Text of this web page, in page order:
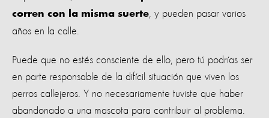
corren con la misma suerte , y pueden pasar varios
años en la calle.
Puede que no estés consciente de ello, pero tú podrías ser
en parte responsable de la difícil situación que viven los
perros callejeros. Y no necesariamente tuviste que haber
abandonado a una mascota para contribuir al problema.